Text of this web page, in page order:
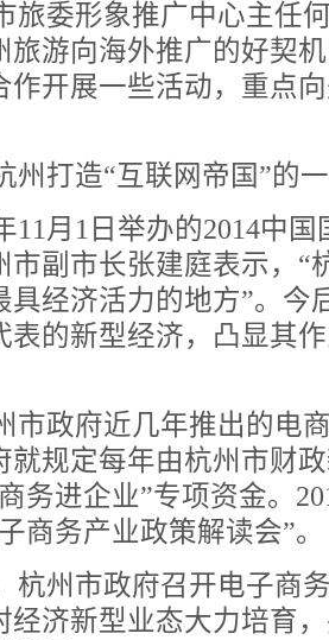
委形象推广中心主任何
旅游向海外推广的好契
作开展一些活动，重点
打造“互联网帝国”的
月1日举办的2014中国
市副市长张建庭表示，“
具经济活力的地方”。今
表的新型经济，凸显其
政府近几年推出的电商
就规定每年由杭州市财
务进企业”专项资金。
商务产业政策解读会”。
州市政府召开电子商
经济新型业态大力培育